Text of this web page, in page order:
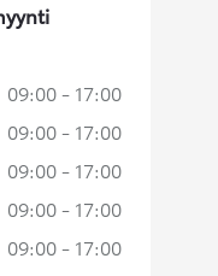
09:00 - 17:00
09:00 - 17:00
09:00 - 17:00
09:00 - 17:00
09:00 - 17:00